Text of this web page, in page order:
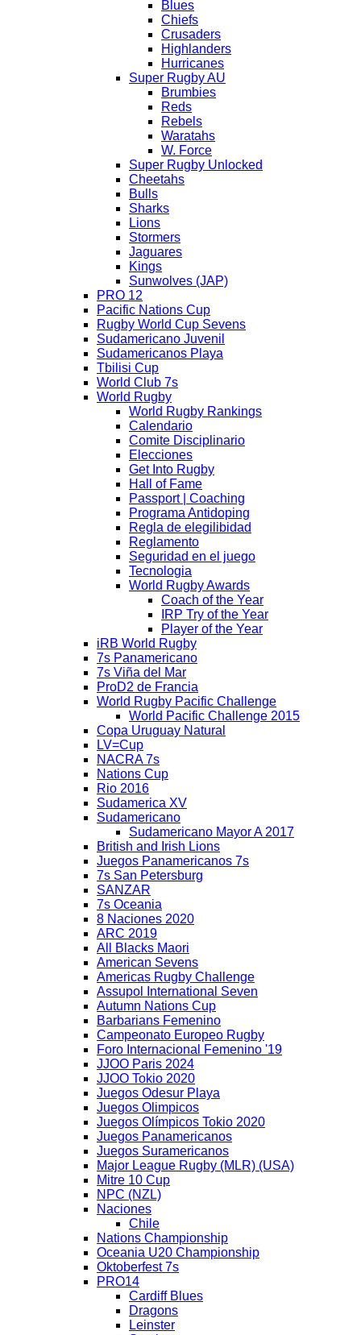
Blues
Chiefs
Crusaders
Highlanders
Hurricanes
Super Rugby AU
Brumbies
Reds
Rebels
Waratahs
W. Force
Super Rugby Unlocked
Cheetahs
Bulls
Sharks
Lions
Stormers
Jaguares
Kings
Sunwolves (JAP)
PRO 12
Pacific Nations Cup
Rugby World Cup Sevens
Sudamericano Juvenil
Sudamericanos Playa
Tbilisi Cup
World Club 7s
World Rugby
World Rugby Rankings
Calendario
Comite Disciplinario
Elecciones
Get Into Rugby
Hall of Fame
Passport | Coaching
Programa Antidoping
Regla de elegilibidad
Reglamento
Seguridad en el juego
Tecnologia
World Rugby Awards
Coach of the Year
IRP Try of the Year
Player of the Year
iRB World Rugby
7s Panamericano
7s Viña del Mar
ProD2 de Francia
World Rugby Pacific Challenge
World Pacific Challenge 2015
Copa Uruguay Natural
LV=Cup
NACRA 7s
Nations Cup
Rio 2016
Sudamerica XV
Sudamericano
Sudamericano Mayor A 2017
British and Irish Lions
Juegos Panamericanos 7s
7s San Petersburg
SANZAR
7s Oceania
8 Naciones 2020
ARC 2019
All Blacks Maori
American Sevens
Americas Rugby Challenge
Assupol International Seven
Autumn Nations Cup
Barbarians Femenino
Campeonato Europeo Rugby
Foro Internacional Femenino '19
JJOO Paris 2024
JJOO Tokio 2020
Juegos Odesur Playa
Juegos Olimpicos
Juegos Olímpicos Tokio 2020
Juegos Panamericanos
Juegos Suramericanos
Major League Rugby (MLR) (USA)
Mitre 10 Cup
NPC (NZL)
Naciones
Chile
Nations Championship
Oceania U20 Championship
Oktoberfest 7s
PRO14
Cardiff Blues
Dragons
Leinster